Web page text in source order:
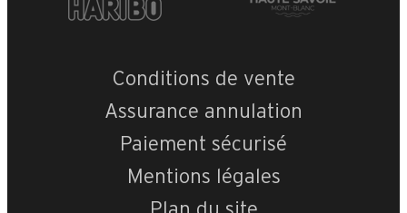
Conditions de vente
Assurance annulation
Paiement sécurisé
Mentions légales